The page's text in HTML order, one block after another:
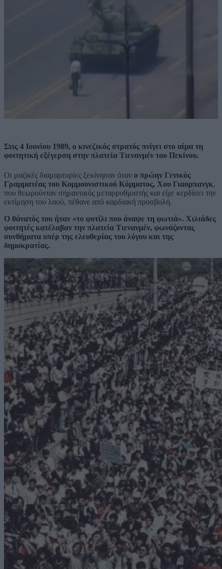
Στις 4 Ιουνίου 1989, ο κινεζικός στρατός πνίγει στο αίμα τη
φοιτητική εξέγερση στην πλατεία Τιενανμέν του Πεκίνου.
Οι μαζικές διαμαρτυρίες ξεκίνησαν όταν ο πρώην Γενικός
Γραμματέας του Κομμουνιστικού Κόμματος, Χου Γιαομπανγκ,
που θεωρούνταν σημαντικός μεταρρυθμιστής και είχε κερδίσει την
εκτίμηση του λαού, πέθανε από καρδιακή προσβολή.
Ο θάνατός του ήταν «το φυτίλι που άναψε τη φωτιά». Χιλιάδες
φοιτητές κατέλαβαν την πλατεία Τιενανμέν, φωνάζοντας
συνθήματα υπέρ της ελευθερίας του λόγου και της
δημοκρατίας.